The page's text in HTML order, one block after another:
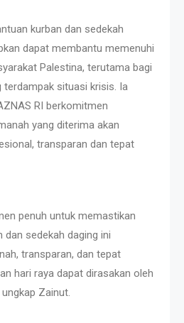
kurban dan sedekah
dapat membantu memenuhi
Palestina, terutama bagi
terdampak situasi krisis. Ia
RI berkomitmen
yang diterima akan
transparan dan tepat
penuh untuk memastikan
dan sedekah daging ini
transparan, dan tepat
hari raya dapat dirasakan oleh
Zainut.